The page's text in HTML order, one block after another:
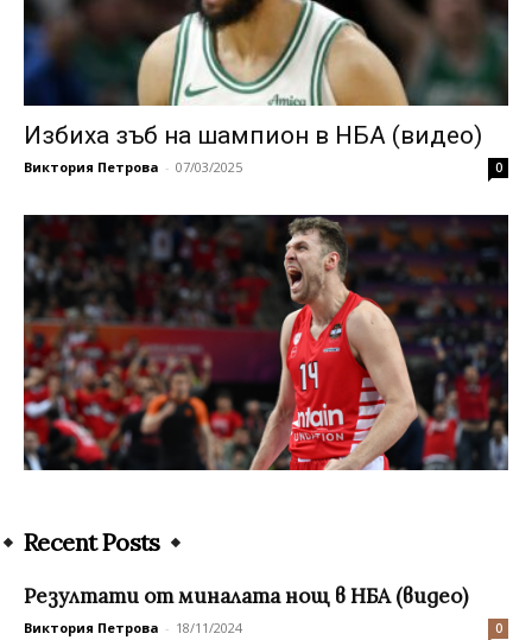
Избихa зъб на шампион в НБА (видео)
Виктория Петрова - 07/03/2025 0
Recent Posts
Резултати от миналата нощ в НБА (видео)
Виктория Петрова - 18/11/2024 0